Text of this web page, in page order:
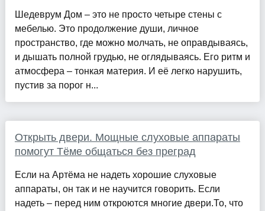
Шедеврум Дом – это не просто четыре стены с
мебелью. Это продолжение души, личное
пространство, где можно молчать, не оправдываясь,
и дышать полной грудью, не оглядываясь. Его ритм и
атмосфера – тонкая материя. И её легко нарушить,
пустив за порог н...
Открыть двери. Мощные слуховые аппараты
помогут Тёме общаться без преград
Если на Артёма не надеть хорошие слуховые
аппараты, он так и не научится говорить. Если
надеть – перед ним откроются многие двери.То, что